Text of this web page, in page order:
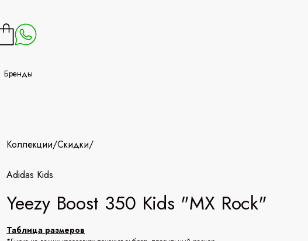
Бренды
Коллекции/Скидки/
Adidas Kids
Yeezy Boost 350 Kids "MX Rock"
Таблица размеров